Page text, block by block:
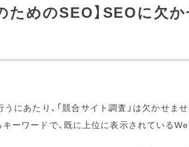
ためのSEO】SEOに欠
にあたり、「競合サイト調査」は欠かせま
ーワードで、既に上位に表示されている